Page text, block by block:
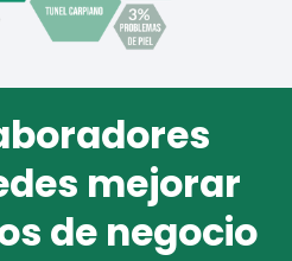
mejorar
de negocio